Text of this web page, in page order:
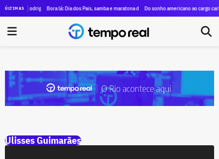
ÚLTIMASde Rodrigo Bacellar é candidato a deputado federal pelo União Brasil
Bora lá: Dia dos Pais, samba e maratona de dança agitam o fim de semana no Rio
Do sonho americano ao cargo
Ulisses Guimarães